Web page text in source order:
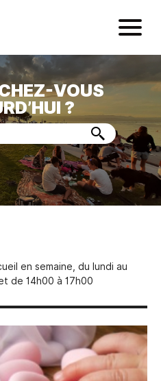
Mairie de
ET GÉOLOGIE
VOUS
?
en semaine, du lundi au
de 14h00 à 17h00